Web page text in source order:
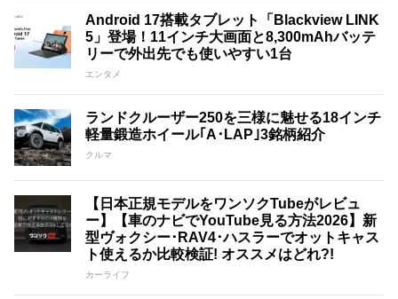
Android 17搭載タブレット「Blackview LINK
5」登場！11インチ大画面と8,300mAhバッテ
リーで外出先でも使いやすい1台
エンタメ
ランドクルーザー250を三様に魅せる18インチ
軽量鍛造ホイール｢A･LAP｣3銘柄紹介
クルマ
【日本正規モデルをワンソクTubeがレビュ
ー】【車のナビでYouTube見る方法2026】新
型ヴォクシー･RAV4･ハスラーでオットキャス
ト使えるか比較検証! オススメはどれ?!
カーライフ